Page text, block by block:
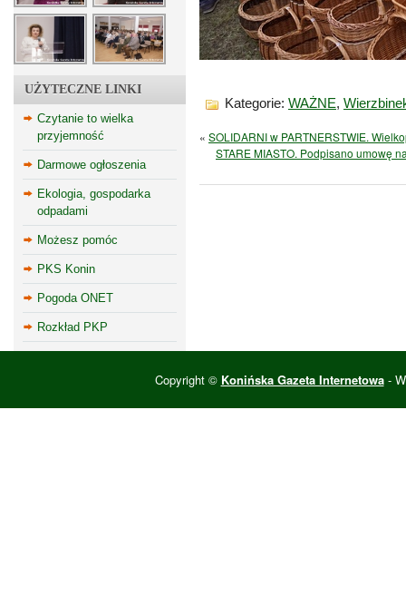
UŻYTECZNE LINKI
Czytanie to wielka
przyjemność
Darmowe ogłoszenia
Ekologia, gospodarka
odpadami
Możesz pomóc
PKS Konin
Pogoda ONET
Rozkład PKP
Kategorie: WAŻNE,
« SOLIDARNI w PARTNERSTWIE.
STARE MIASTO. Podpisano umowę
Copyright © Konińska Gazeta Internetowa-